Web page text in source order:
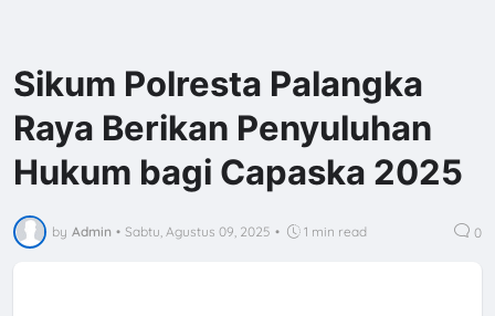
Sikum Polresta Palangka
Raya Berikan Penyuluhan
Hukum bagi Capaska 2025
by Admin • Sabtu, Agustus 09, 2025 • 1 min read 0